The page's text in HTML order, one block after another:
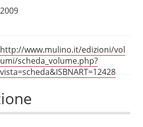
2009
http://www.mulino.it/edizioni/vol
umi/scheda_volume.php?
vista=scheda&ISBNART=12428